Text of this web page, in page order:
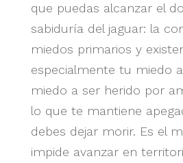
que puedas alcanzar el
sabiduría del jaguar: la
miedos primarios y
especialmente tu miedo
miedo a ser herido por
lo que te mantiene
debes dejar morir. Es el
impide avanzar en